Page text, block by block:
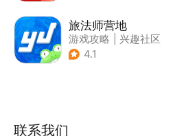
旅法师营地
游戏攻略
兴趣社区
| 游戏社区
4.1
联系我们